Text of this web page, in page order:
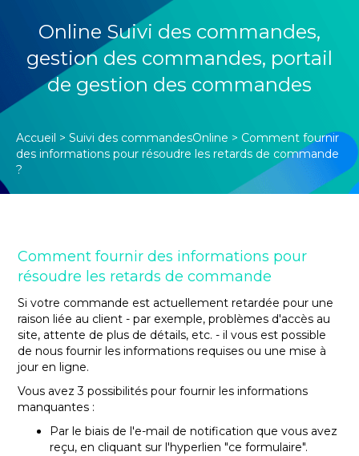
Online Suivi des commandes,
gestion des commandes, portail
de gestion des commandes
Accueil > Suivi des commandesOnline > Comment fournir
des informations pour résoudre les retards de commande
?
Comment fournir des informations pour
résoudre les retards de commande
Si votre commande est actuellement retardée pour une
raison liée au client - par exemple, problèmes d'accès au
site, attente de plus de détails, etc. - il vous est possible
de nous fournir les informations requises ou une mise à
jour en ligne.
Vous avez 3 possibilités pour fournir les informations
manquantes :
Par le biais de l'e-mail de notification que vous avez
reçu, en cliquant sur l'hyperlien "ce formulaire".